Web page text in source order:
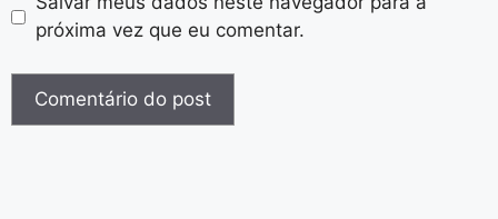
próxima vez que eu comentar.